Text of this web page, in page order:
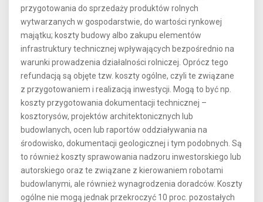
przygotowania do sprzedaży produktów rolnych
wytwarzanych w gospodarstwie, do wartości rynkowej
majątku; koszty budowy albo zakupu elementów
infrastruktury technicznej wpływających bezpośrednio na
warunki prowadzenia działalności rolniczej. Oprócz tego
refundacją są objęte tzw. koszty ogólne, czyli te związane
z przygotowaniem i realizacją inwestycji. Mogą to być np.
koszty przygotowania dokumentacji technicznej –
kosztorysów, projektów architektonicznych lub
budowlanych, ocen lub raportów oddziaływania na
środowisko, dokumentacji geologicznej i tym podobnych. Są
to również koszty sprawowania nadzoru inwestorskiego lub
autorskiego oraz te związane z kierowaniem robotami
budowlanymi, ale również wynagrodzenia doradców. Koszty
ogólne nie mogą jednak przekroczyć 10 proc. pozostałych